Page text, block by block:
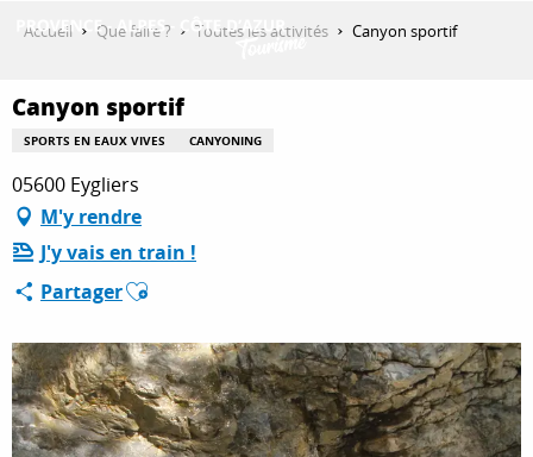
principal
DÉCOUVRIR
QUE FAIRE ?
SÉJOURNER
ESPACE PRO
Accueil Que faire ? Toutes les activités Canyon sportif
Canyon sportif
SPORTS EN EAUX VIVES CANYONING
05600 Eygliers
M'y rendre
J'y vais en train !
PartagerAjouter aux favoris